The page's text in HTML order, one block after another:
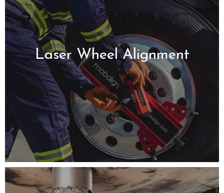
Laser Wheel Alignment